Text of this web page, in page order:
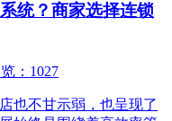
统？商家选择连锁
：1027
也不甘示弱，也呈现了